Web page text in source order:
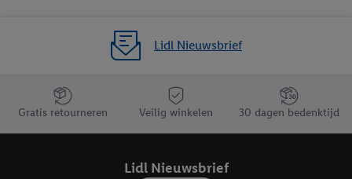
Lidl Nieuwsbrief
Jouw voordelen bij ons als Lidl webshop klant
Gratis retourneren Veilig winkelen 30 dagen bedenktijd
Lidl Nieuwsbrief